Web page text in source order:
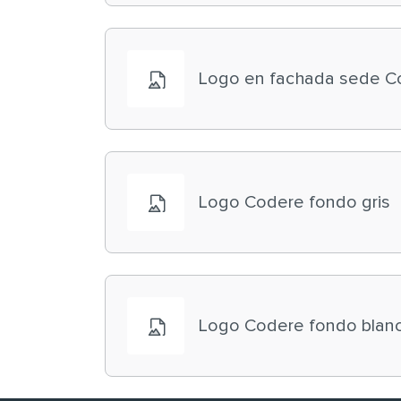
Logo en fachada sede
Logo Codere fondo gris
Logo Codere fondo